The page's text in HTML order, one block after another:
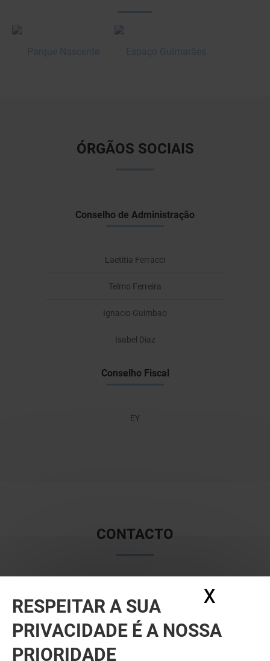
ÓRGÃOS SOCIAIS
Conselho de Administração
Laetitia Ferracci
Telmo Ferreira
Ignacio Guimbao
Isabel Diaz
Conselho Fiscal
EY
CONTACTO
Telefone
+351 214 250 900
RESPEITAR A SUA
PRIVACIDADE É A NOSSA
PRIORIDADE
X